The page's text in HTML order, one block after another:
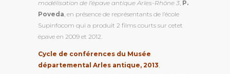
modélisation de l’épave antique Arles-Rhône 3, P.
Poveda, en présence de représentants de l’école
Supinfocom qui a produit 2 films courts sur cetet
épave en 2009 et 2012.
Cycle de conférences du Musée
départemental Arles antique, 2013,